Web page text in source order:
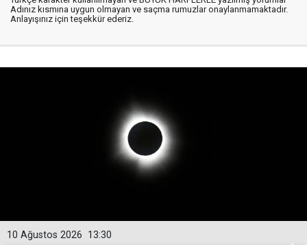
Adınız kısmına uygun olmayan ve saçma rumuzlar onaylanmamaktadır.
Anlayışınız için teşekkür ederiz.
13:30
10 Ağustos 2026